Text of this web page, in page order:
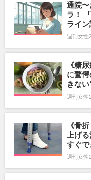
通院
ラ！
ライ
週刊女性
《糖
に驚
きな
週刊女性
《骨
上げ
すぐ
週刊女性